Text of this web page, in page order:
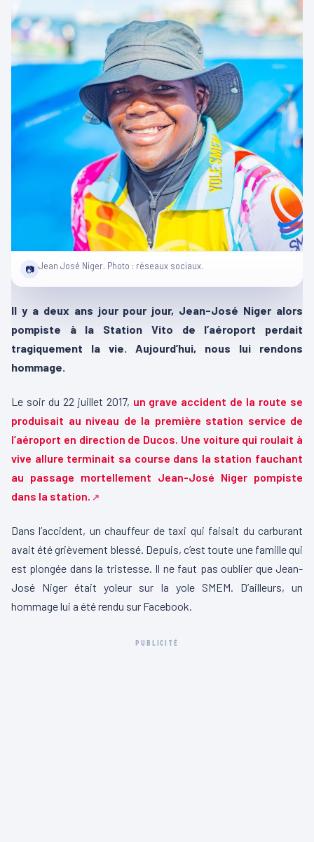
📷 Jean José Niger. Photo : réseaux sociaux.
Il y a deux ans jour pour jour, Jean-José Niger alors
pompiste à la Station Vito de l’aéroport perdait
tragiquement la vie. Aujourd’hui, nous lui rendons
hommage.
Le soir du 22 juillet 2017, un grave accident de la route se
produisait au niveau de la première station service de
l’aéroport en direction de Ducos. Une voiture qui roulait à
vive allure terminait sa course dans la station fauchant
au passage mortellement Jean-José Niger pompiste
dans la station.
Dans l’accident, un chauffeur de taxi qui faisait du carburant
avait été grièvement blessé. Depuis, c’est toute une famille qui
est plongée dans la tristesse. Il ne faut pas oublier que Jean-
José Niger était yoleur sur la yole SMEM. D’ailleurs, un
hommage lui a été rendu sur Facebook.
PUBLICITÉ